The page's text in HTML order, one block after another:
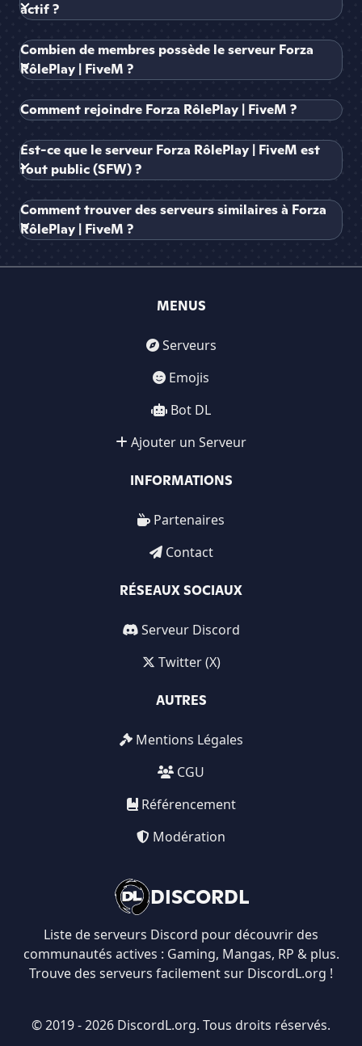
actif ?
Combien de membres possède le serveur Forza
RôlePlay | FiveM ?
Comment rejoindre Forza RôlePlay | FiveM ?
Est-ce que le serveur Forza RôlePlay | FiveM est
tout public (SFW) ?
Comment trouver des serveurs similaires à Forza
RôlePlay | FiveM ?
DISCORDL
Liste de serveurs Discord pour découvrir des
communautés actives : Gaming, Mangas, RP & plus.
Trouve des serveurs facilement sur DiscordL.org !
MENUS
Serveurs
Emojis
Bot DL
Ajouter un Serveur
INFORMATIONS
Partenaires
Contact
RÉSEAUX SOCIAUX
Serveur Discord
Twitter (X)
AUTRES
Mentions Légales
CGU
Référencement
Modération
© 2019 - 2026 DiscordL.org. Tous droits réservés.